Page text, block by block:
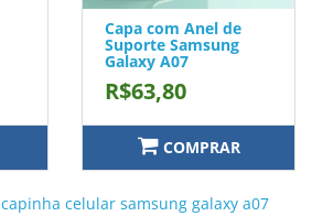
Capa com Anel de
Suporte Samsung
Galaxy A07
R$63,80
COMPRAR
capinha celular samsung galaxy a07